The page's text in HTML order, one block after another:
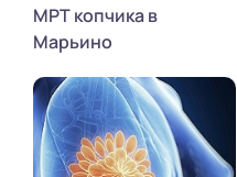
МРТ копчика в
Марьино